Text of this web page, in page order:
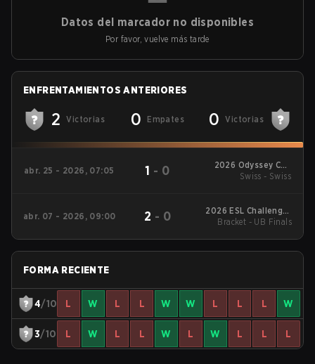
Datos del marcador no disponibles
Por favor, vuelve más tarde
ENFRENTAMIENTOS ANTERIORES
2 Victorias 0 Empates 0 Victorias
abr. 25 - 2026, 07:05 1 - 0
2026 Odyssey Cup
Brazil
Swiss - Swiss
abr. 07 - 2026, 09:00 2 - 0
2026 ESL Challenger
League Season 51:
Bracket - UB Finals
FORMA RECIENTE
4/10 L W L L W W L L L W
3/10 L W L L W L W L L L